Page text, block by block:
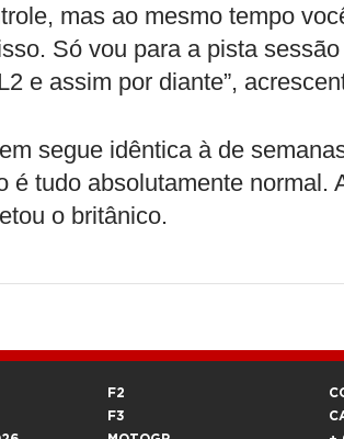
mas ao mesmo tempo
Só vou para a pista
e assim por diante”,
segue idêntica à de
é tudo absolutamente normal.
o britânico.
F2
F3